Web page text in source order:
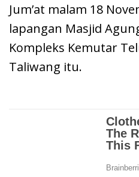
Jum’at malam 18
lapangan Masjid
Kompleks Kemutar
Taliwang itu.